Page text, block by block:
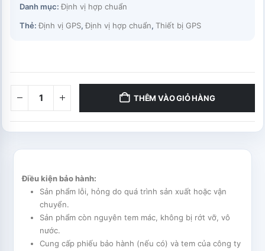
Danh mục:Định vị hợp chuẩn
Thẻ:Định vị GPS,Định vị hợp chuẩn, Thiết bị GPS
THÊM VÀO GIỎ HÀNG
Điều kiện bảo hành:
Sản phẩm lỗi, hỏng do quá trình sản xuất hoặc vận
chuyển.
Sản phẩm còn nguyên tem mác, không bị rớt vỡ, vô
nước.
Cung cấp phiếu bảo hành (nếu có) và tem của công ty